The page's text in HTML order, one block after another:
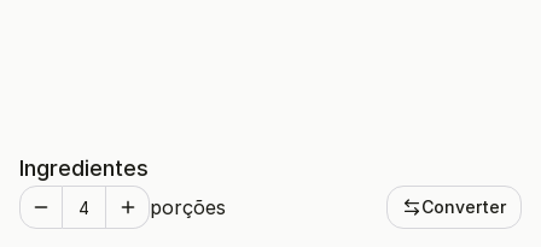
Ingredientes
porções Converter